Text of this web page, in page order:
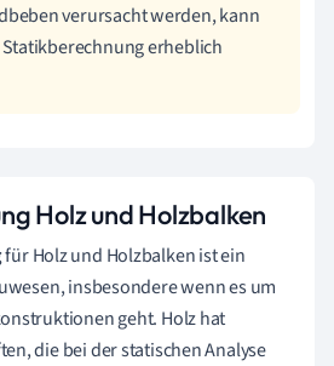
verursacht werden, kann
erheblich
Holz und Holzbalken
für Holz und Holzbalken ist ein
insbesondere wenn es um
geht. Holz hat
die bei der statischen Analyse